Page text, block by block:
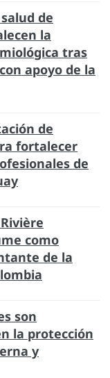
de
la
tras
apoyo de la
de
fortalecer
de
como
de la
son
la protección
y